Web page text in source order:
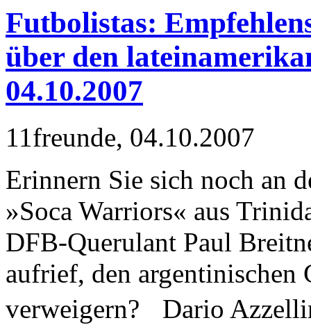
Futbolistas:
über den
04.10.2007
11freunde, 04.10.2007
Erinnern Sie sich noch an
»Soca Warriors« aus
DFB-Querulant Paul
aufrief, den argentinischen
verweigern? Dario